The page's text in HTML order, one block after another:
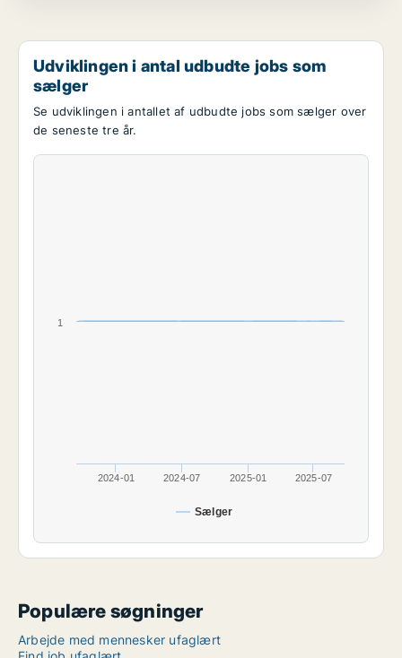
Udviklingen i antal udbudte jobs som
sælger
Se udviklingen i antallet af udbudte jobs som sælger over
de seneste tre år.
Sælger
2024-01 2024-07 2025-01 2025-07
1
Populære søgninger
Arbejde med mennesker ufaglært